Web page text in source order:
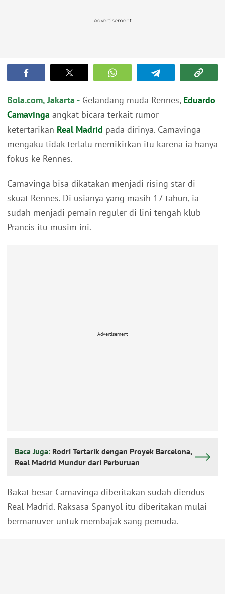
Advertisement
Bola.com, Jakarta - Gelandang muda Rennes, Eduardo
Camavinga angkat bicara terkait rumor
ketertarikan Real Madrid pada dirinya. Camavinga
mengaku tidak terlalu memikirkan itu karena ia hanya
fokus ke Rennes.
Camavinga bisa dikatakan menjadi rising star di
skuat Rennes. Di usianya yang masih 17 tahun, ia
sudah menjadi pemain reguler di lini tengah klub
Prancis itu musim ini.
Advertisement
Baca Juga: Rodri Tertarik dengan Proyek Barcelona,
Real Madrid Mundur dari Perburuan
Bakat besar Camavinga diberitakan sudah diendus
Real Madrid. Raksasa Spanyol itu diberitakan mulai
bermanuver untuk membajak sang pemuda.